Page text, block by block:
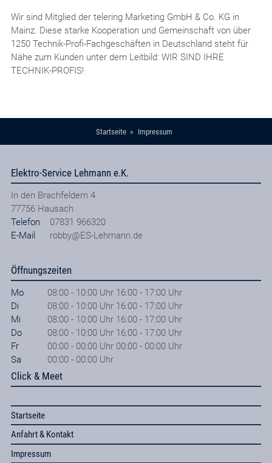
Wir sind Mitglied der telering Marketing GmbH & Co. KG in
Mainz. Diese starke Kooperation und Gemeinschaft von über
1250 Technik-Profi-Fachgeschäften in Deutschland steht für
Nähe zum Kunden unter dem Leitbild: WIR SIND IHRE
TECHNIK-PROFIS!
Startseite Impressum
Elektro-Service Lehmann e.K.
In den Brachfeldern 4
77756 Hausach
Telefon
07831 966320
E-Mail
robby@ES-Lehmann.de
Öffnungszeiten
Mo
08:00 - 10:00 Uhr 16:00 - 17:00 Uhr
Di
08:00 - 10:00 Uhr 16:00 - 17:00 Uhr
Mi
08:00 - 10:00 Uhr 16:00 - 17:00 Uhr
Do
08:00 - 10:00 Uhr 16:00 - 17:00 Uhr
Fr
00:00 - 00:00 Uhr 00:00 - 00:00 Uhr
Sa
00:00 - 00:00 Uhr
Click & Meet
Startseite
Anfahrt & Kontakt
Impressum